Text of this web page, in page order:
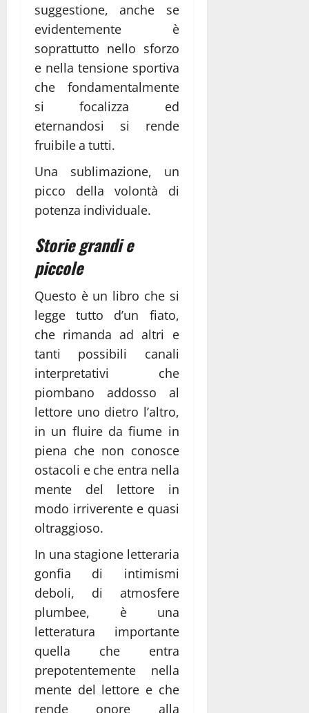
suggestione, anche se
evidentemente è
soprattutto nello sforzo
e nella tensione sportiva
che fondamentalmente
si focalizza ed
eternandosi si rende
fruibile a tutti.
Una sublimazione, un
picco della volontà di
potenza individuale.
Storie grandi e
piccole
Questo è un libro che si
legge tutto d’un fiato,
che rimanda ad altri e
tanti possibili canali
interpretativi che
piombano addosso al
lettore uno dietro l’altro,
in un fluire da fiume in
piena che non conosce
ostacoli e che entra nella
mente del lettore in
modo irriverente e quasi
oltraggioso.
In una stagione letteraria
gonfia di intimismi
deboli, di atmosfere
plumbee, è una
letteratura importante
quella che entra
prepotentemente nella
mente del lettore e che
rende onore alla